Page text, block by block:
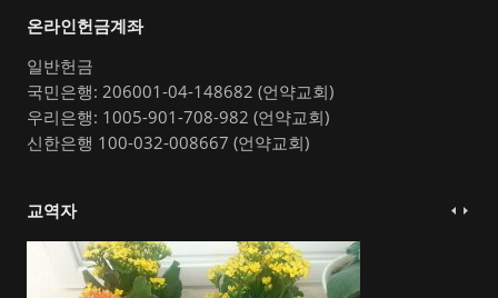
온라인헌금계좌
일반헌금
국민은행: 206001-04-148682 (언약교회)
우리은행: 1005-901-708-982 (언약교회)
신한은행 100-032-008667 (언약교회)
교역자